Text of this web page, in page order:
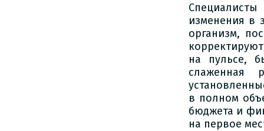
Специалисты
изменения в
организм,
на пульсе,
слаженная
в полном
бюджета и
на первое